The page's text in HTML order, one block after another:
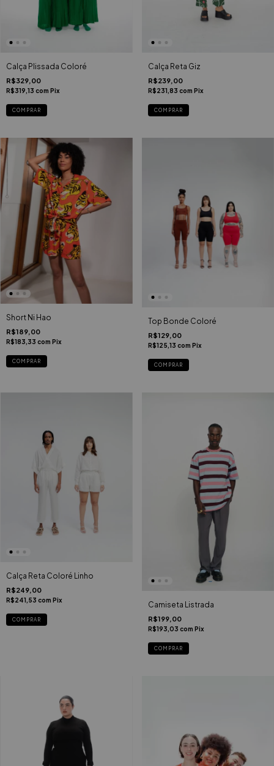
Calça Plissada Coloré
R$329,00
R$319,13 com Pix
COMPRAR
Calça Reta Giz
R$239,00
R$231,83 com Pix
COMPRAR
Short Ni Hao
R$189,00
R$183,33 com Pix
COMPRAR
Top Bonde Coloré
R$129,00
R$125,13 com Pix
COMPRAR
Calça Reta Coloré Linho
R$249,00
R$241,53 com Pix
COMPRAR
Camiseta Listrada
R$199,00
R$193,03 com Pix
COMPRAR